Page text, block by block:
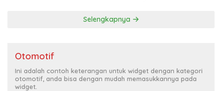
Selengkapnya
Otomotif
Ini adalah contoh keterangan untuk widget dengan kategori
otomotif, anda bisa dengan mudah memasukkannya pada
widget.